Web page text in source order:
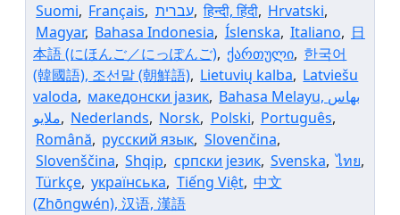
Suomi, Français, עברית, हिन्दी, हिंदी, Hrvatski,
Magyar, Bahasa Indonesia, Íslenska, Italiano, 日
本語 (にほんご／にっぽんご), ქართული, 한국어
(韓國語), 조선말 (朝鮮語), Lietuvių kalba, Latviešu
valoda, македонски јазик, Bahasa Melayu, بهاس
, Nederlands, Norsk, Polski, Português,
Română, русский язык, Slovenčina,
Slovenščina, Shqip, српски језик, Svenska, ไทย,
Türkçe, українська, Tiếng Việt, 中文
(Zhōngwén), 汉语, 漢語